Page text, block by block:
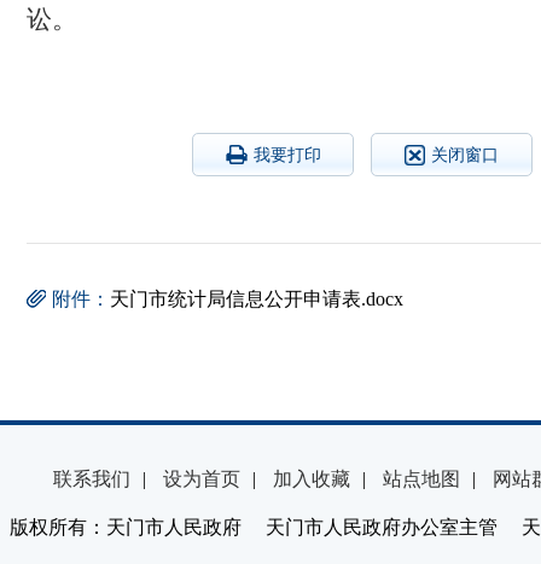
讼。
我要打印 关闭窗口
附件： 天门市统计局信息公开申请表.docx
联系我们 | 设为首页 | 加入收藏 | 站点地图 | 网站
版权所有：天门市人民政府 天门市人民政府办公室主管 天